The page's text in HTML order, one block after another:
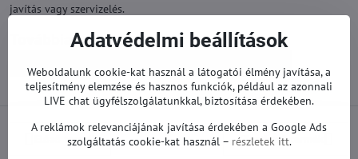
javítás vagy szervizelés.
Továbbiak a kategóriából
Előző termék Következő termék
Adatvédelmi beállítások
Weboldalunk cookie-kat használ a látogatói élmény javítása, a
teljesítmény elemzése és hasznos funkciók, például az azonnali
LIVE chat ügyfélszolgálatunkkal, biztosítása érdekében.
A reklámok relevanciájának javítása érdekében a Google Ads
szolgáltatás cookie-kat használ – részletek itt.